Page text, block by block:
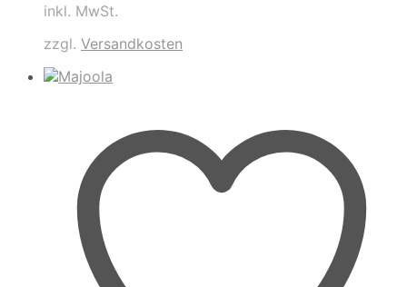
auf
der
Produktseite
inkl. MwSt.
zzgl. Versandkosten